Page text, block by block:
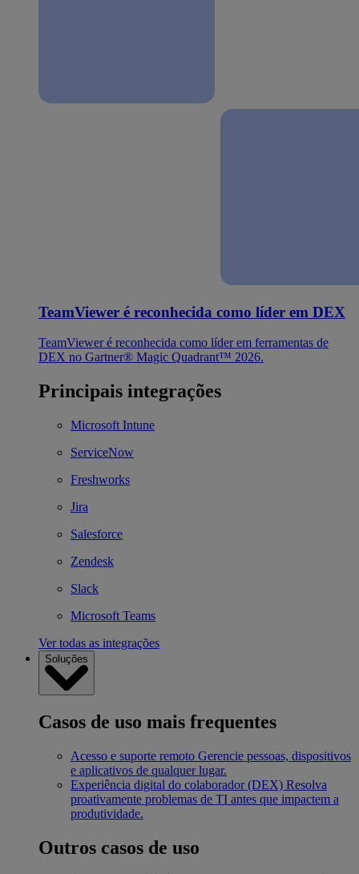
TeamViewer é reconhecida como líder em DEX
TeamViewer é reconhecida como líder em ferramentas de
DEX no Gartner® Magic Quadrant™ 2026.
Principais integrações
Microsoft Intune
ServiceNow
Freshworks
Jira
Salesforce
Zendesk
Slack
Microsoft Teams
Ver todas as integrações
Soluções
Casos de uso mais frequentes
Acesso e suporte remoto Gerencie pessoas, dispositivos
e aplicativos de qualquer lugar.
Experiência digital do colaborador (DEX) Resolva
proativamente problemas de TI antes que impactem a
produtividade.
Outros casos de uso